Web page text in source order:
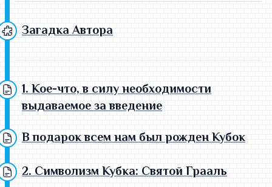
Загадка Автора
1. Кое-что, в силу необходимости
выдаваемое за введение
В подарок всем нам был рожден Кубок
2. Символизм Кубка: Святой Грааль